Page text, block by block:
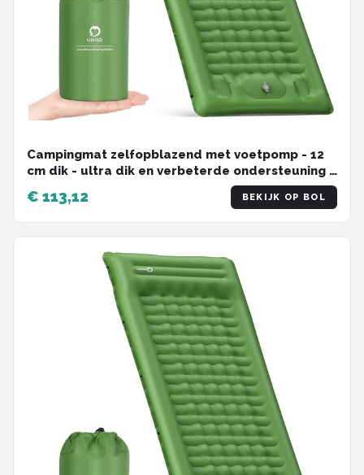
Campingmat zelfopblazend met voetpomp - 12
cm dik - ultra dik en verbeterde ondersteuning -
opblaasbaar en ultralicht - waterdicht - outdoor
luchtmatras voor wandelen en rugzakken
€ 113,12 BEKIJK OP BOL